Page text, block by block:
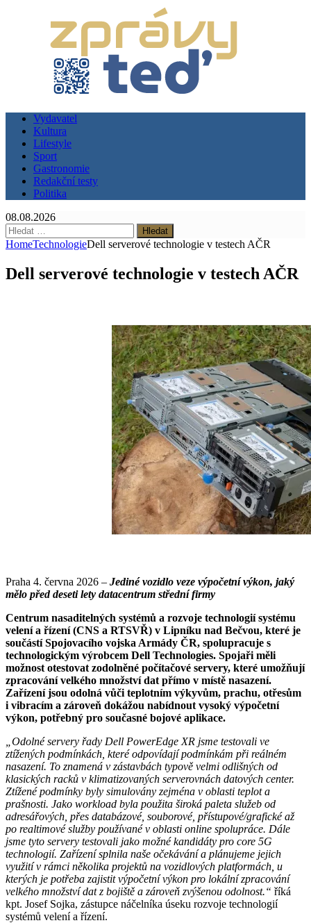
Vydavatel
Kultura
Lifestyle
Sport
Gastronomie
Redakční testy
Politika
08.08.2026
Vyhledávání
HomeTechnologieDell serverové technologie v testech AČR
Dell serverové technologie v testech AČR
Praha 4. června 2026 – Jediné vozidlo veze výpočetní výkon, jaký
mělo před deseti lety datacentrum střední firmy
Centrum nasaditelných systémů a rozvoje technologií systému
velení a řízení (CNS a RTSVŘ) v Lipníku nad Bečvou, které je
součástí Spojovacího vojska Armády ČR, spolupracuje s
technologickým výrobcem Dell Technologies. Spojaři měli
možnost otestovat zodolněné počítačové servery, které umožňují
zpracování velkého množství dat přímo v místě nasazení.
Zařízení jsou odolná vůči teplotním výkyvům, prachu, otřesům
i vibracím a zároveň dokážou nabídnout vysoký výpočetní
výkon, potřebný pro současné bojové aplikace.
„Odolné servery řady Dell PowerEdge XR jsme testovali ve
ztížených podmínkách, které odpovídají podmínkám při reálném
nasazení. To znamená v zástavbách typově velmi odlišných od
klasických racků v klimatizovaných serverovnách datových center.
Ztížené podmínky byly simulovány zejména v oblasti teplot a
prašnosti. Jako workload byla použita široká paleta služeb od
adresářových, přes databázové, souborové, přístupové/grafické až
po realtimové služby používané v oblasti online spolupráce. Dále
jsme tyto servery testovali jako možné kandidáty pro core 5G
technologií. Zařízení splnila naše očekávání a plánujeme jejich
využití v rámci několika projektů na vozidlových platformách, u
kterých je potřeba zajistit výpočetní výkon pro lokální zpracování
velkého množství dat z bojiště a zároveň zvýšenou odolnost.“ říká
kpt. Josef Sojka, zástupce náčelníka úseku rozvoje technologií
systémů velení a řízení.